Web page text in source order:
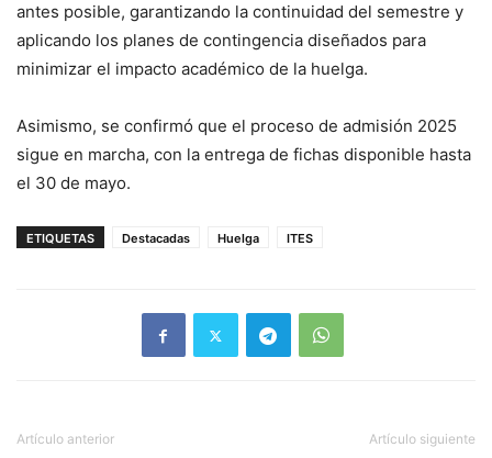
antes posible, garantizando la continuidad del semestre y
aplicando los planes de contingencia diseñados para
minimizar el impacto académico de la huelga.
Asimismo, se confirmó que el proceso de admisión 2025
sigue en marcha, con la entrega de fichas disponible hasta
el 30 de mayo.
ETIQUETAS Destacadas Huelga ITES
Artículo anterior Artículo siguiente